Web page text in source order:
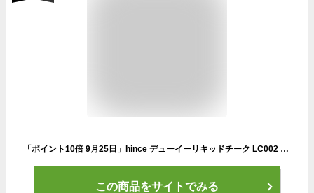
「ポイント10倍 9月25日」hince デューイーリキッドチーク LC002 サンリットピーチ 6ml チーク アットコスメ
この商品をサイトでみる